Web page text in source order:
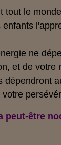
tout le
ne
et de votre
dépendront
peut-être